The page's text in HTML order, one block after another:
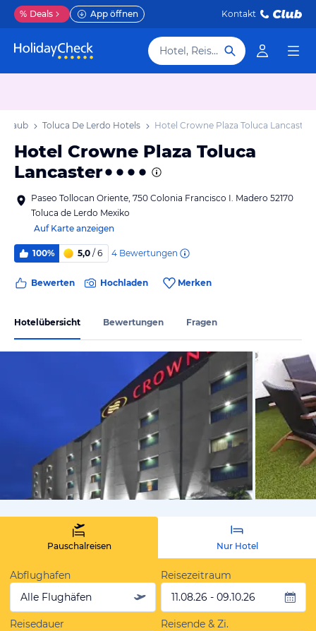
% Deals App öffnen Kontakt
Hotel, Reiseziel
Toluca De Lerdo Hotels Hotel Crowne Plaza Toluca Lancaster
Hotel Crowne Plaza Toluca
Lancaster
Paseo Tollocan Oriente, 750 Colonia Francisco I. Madero 52170
Toluca de Lerdo Mexiko
Auf Karte anzeigen
100% 5,0 / 6 4 Bewertungen
Bewerten Hochladen Merken
Hotelübersicht Bewertungen Fragen
von
Pauschalreisen Nur Hotel
Abflughafen
Alle Flughäfen
Reisezeitraum
11.08.26 - 09.10.26
Reisedauer
Reisende & Zi.